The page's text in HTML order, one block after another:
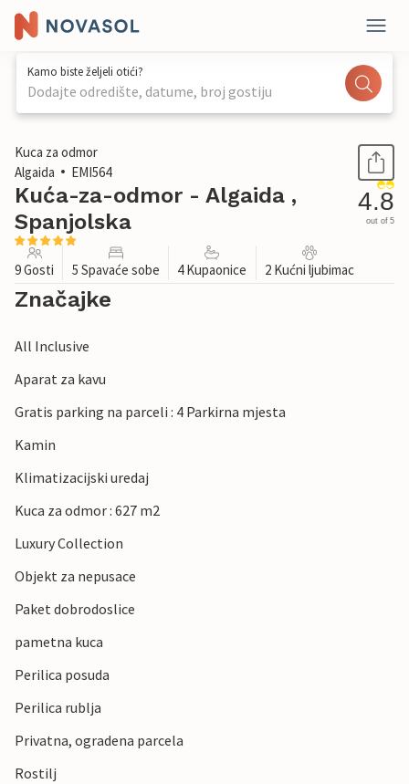
Kamo biste željeli otići?
Dodajte odredište, datume, broj gostiju
1 / 50
Kuca za odmor
Algaida
EMI564
Kuća-za-odmor - Algaida ,
Spanjolska
4.8
out of 5
9 Gosti 5 Spavaće sobe 4 Kupaonice 2 Kućni ljubimac
Značajke
All Inclusive
Aparat za kavu
Gratis parking na parceli : 4 Parkirna mjesta
Kamin
Klimatizacijski uredaj
Kuca za odmor : 627 m2
Luxury Collection
Objekt za nepusace
Paket dobrodoslice
pametna kuca
Perilica posuda
Perilica rublja
Privatna, ogradena parcela
Rostilj